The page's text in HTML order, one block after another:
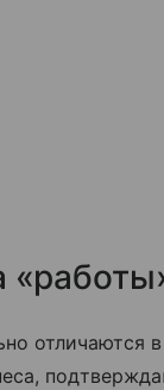
отличаются